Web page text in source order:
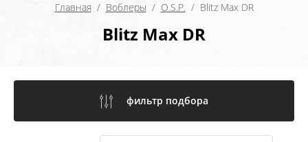
Главная
  /
Воблеры
  /
O.S.P.
  /  Blitz Max DR
Blitz Max DR
фильтр подбора